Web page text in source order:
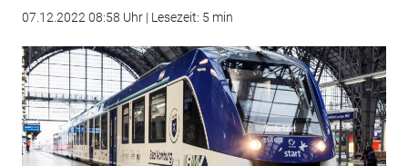
07.12.2022 08:58 Uhr | Lesezeit: 5 min